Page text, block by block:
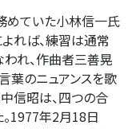
めていた小林信一氏
れば、練習は通常
れ、作曲者三善晃
葉のニュアンスを歌
信昭は、四つの合
1977年2月18日